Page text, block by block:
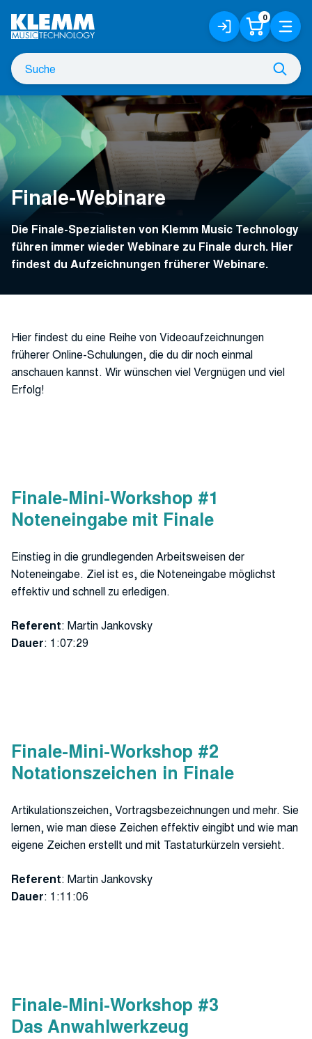
Hauptinhalt
Suche
nach
Anmelden
/
Registrieren
0 Menü
Finale-Webinare
Die Finale-Spezialisten von Klemm Music Technology
führen immer wieder Webinare zu Finale durch. Hier
findest du Aufzeichnungen früherer Webinare.
Hier findest du eine Reihe von Videoaufzeichnungen
früherer Online-Schulungen, die du dir noch einmal
anschauen kannst. Wir wünschen viel Vergnügen und viel
Erfolg!
Finale-Mini-Workshop #1
Noteneingabe mit Finale
Einstieg in die grundlegenden Arbeitsweisen der
Noteneingabe. Ziel ist es, die Noteneingabe möglichst
effektiv und schnell zu erledigen.
Referent: Martin Jankovsky
Dauer: 1:07:29
Finale-Mini-Workshop #2
Notationszeichen in Finale
Artikulationszeichen, Vortragsbezeichnungen und mehr. Sie
lernen, wie man diese Zeichen effektiv eingibt und wie man
eigene Zeichen erstellt und mit Tastaturkürzeln versieht.
Referent: Martin Jankovsky
Dauer: 1:11:06
Finale-Mini-Workshop #3
Das Anwahlwerkzeug